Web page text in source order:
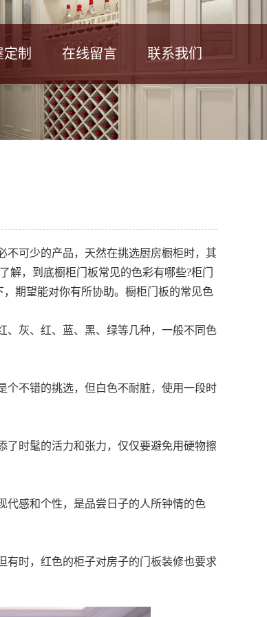
制 在线留言 联系我们
不可少的产品，天然在挑选厨房橱柜时，其
解，到底橱柜门板常见的色彩有哪些?柜门
期望能对你有所协助。橱柜门板的常见色
、灰、红、蓝、黑、绿等几种，一般不同色
个不错的挑选，但白色不耐脏，使用一段时
了时髦的活力和张力，仅仅要避免用硬物擦
代感和个性，是品尝日子的人所钟情的色
有时，红色的柜子对房子的门板装修也要求